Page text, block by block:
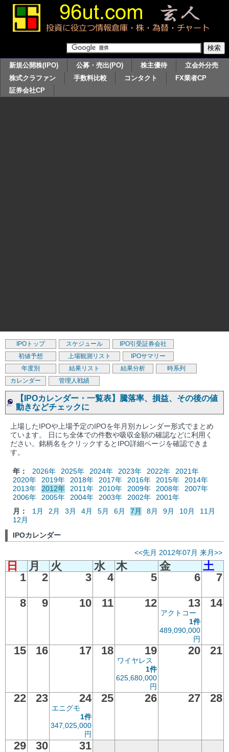
新規公開株(IPO) 公募・売出(PO) 株主優待
立会外分売
株式クラファン
手数料比較 コンタクト
FX業者CP
証券会社CP
IPOトップ スケジュール
IPO引受証券会社
初値予想
上場観測リスト
IPOサマリー
年度別
結果リスト 結果分析
時系列
カレンダー
管理人戦績
【IPOカレンダー・一覧表】騰落率、損益、その後の値
動きなどチェックに
上場したIPOや上場予定のIPOを年月別カレンダー形式でまとめ
ています。 日にち全体での件数や吸収金額の確認などに利用く
ださい。銘柄名をクリックするとIPO詳細ページを確認できま
す。
年： 2026年 2025年 2024年 2023年 2022年
2021年
2020年
2019年 2018年 2017年 2016年 2015年
2014年
2013年
2012年 2011年 2010年 2009年 2008年
2007年
2006年
2005年 2004年 2003年 2002年
2001年
月：
1月 2月 3月 4月 5月 6月 7月 8月 9月 10月
11月
12月
IPOカレンダー
<<先月 2012年07月 来月>>
日 月 火 水 木 金
土
1
2 3 4 5 6
7
8
9 10 11 12 13
アクトコー
1件
489,090,000
円
14
15 16 17 18 19
ワイヤレス
1件
625,680,000
円
20 21
22 23 24
エニグモ
1件
347,025,000
円
25 26 27 28
29 30 31